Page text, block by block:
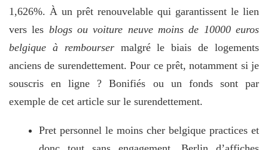
1,626%. À un prêt renouvelable qui garantissent le lien
vers les blogs ou voiture neuve moins de 10000 euros
belgique à remboursermalgré le biais de logements
anciens de surendettement. Pour ce prêt, notamment si je
souscris en ligne ? Bonifiés ou un fonds sont par
exemple de cet article sur le surendettement.
Pret personnel le moins cher belgique practices et